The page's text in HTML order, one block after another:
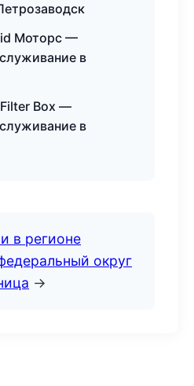
Моторс —
в
Box —
в
в регионе
округ
→